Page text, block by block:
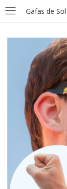
Gafas de
Ingrese su
Recuérdame